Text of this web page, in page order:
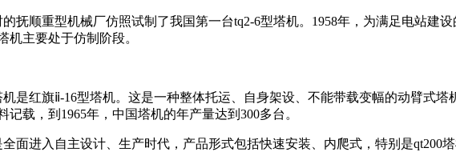
抚顺重型机械厂仿照试制了我国第一台tq2-6型塔机。1958年，为满足电站建
机主要处于仿制阶段。
是红旗ⅱ-16型塔机。这是一种整体托运、自身架设、不能带载变幅的动臂式塔
载，到1965年，中国塔机的年产量达到300多台。
面进入自主设计、生产时代，产品形式包括快速安装、内爬式，特别是qt200